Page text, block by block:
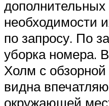
дополнительных
необходимости
по запросу. По
уборка номера.
Холм с
видна
окружающей